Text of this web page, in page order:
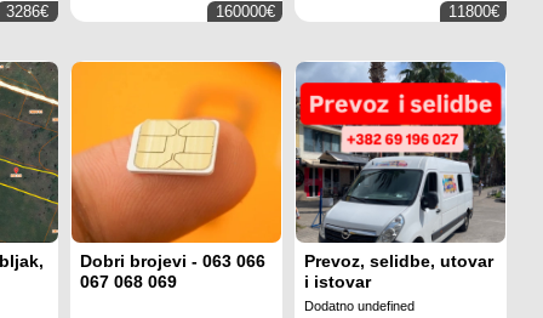
3286€ 160000€ 11800€
Dobri brojevi - 063 066
067 068 069
Prevoz, selidbe, utovar
i istovar
Dodatno undefined